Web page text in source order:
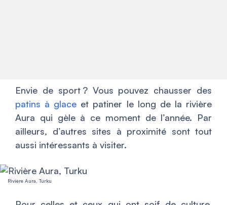
Envie de sport ? Vous pouvez chausser des
patins à glace et patiner le long de la rivière
Aura qui gèle à ce moment de l’année. Par
ailleurs, d’autres sites à proximité sont tout
aussi intéressants à visiter.
Rivière Aura, Turku